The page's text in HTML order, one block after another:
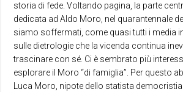
storia di fede. Voltando pagina, la parte
dedicata ad Aldo Moro, nel quarantennale
siamo soffermati, come quasi tutti i media
sulle dietrologie che la vicenda continua
trascinare con sé. Ci è sembrato più
esplorare il Moro “di famiglia”. Per questo
Luca Moro, nipote dello statista